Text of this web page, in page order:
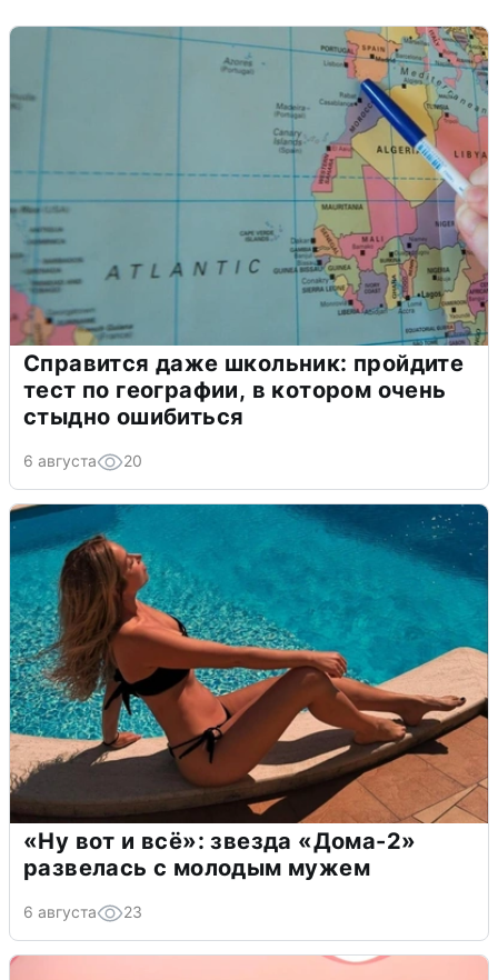
Справится даже школьник: пройдите
тест по географии, в котором очень
стыдно ошибиться
6 августа 20
«Ну вот и всё»: звезда «Дома-2»
развелась с молодым мужем
6 августа 23